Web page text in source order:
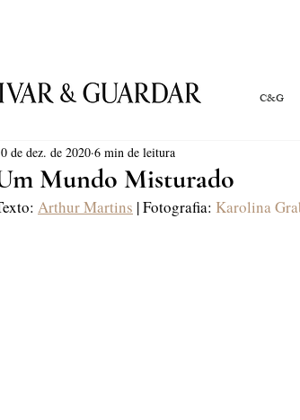
C&G
Mundo Misturado
de dez. de 2020 6 min de leitura
Arthur Martins | Fotografia: Karolina